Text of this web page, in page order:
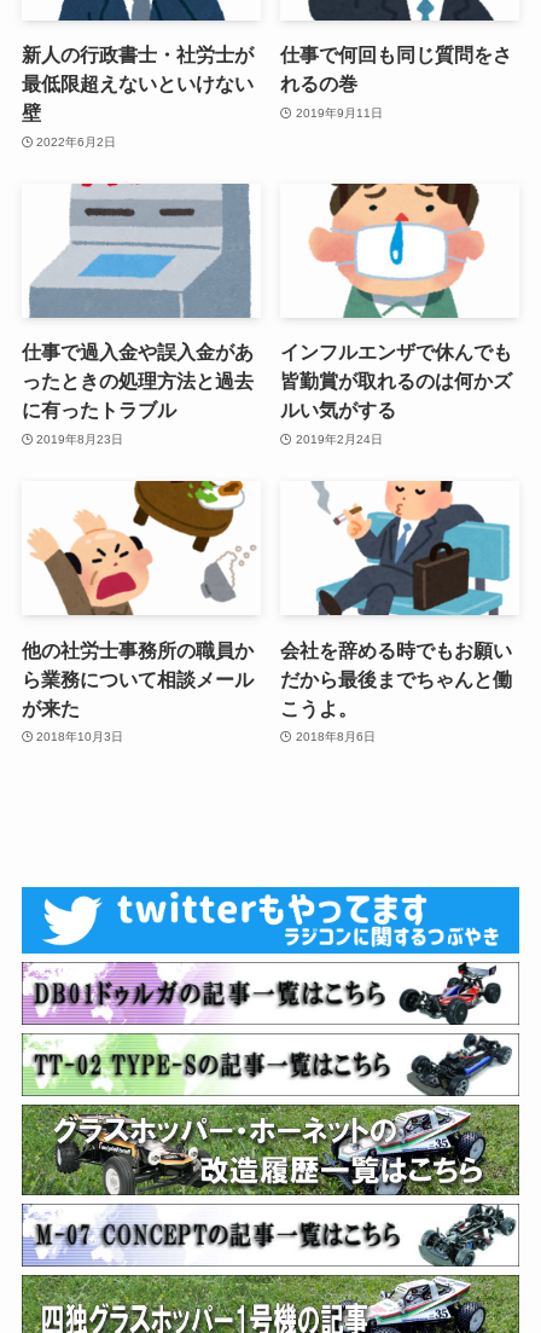
新人の行政書士・社労士が
最低限超えないといけない
壁
2022年6月2日
仕事で何回も同じ質問をさ
れるの巻
2019年9月11日
仕事で過入金や誤入金があ
ったときの処理方法と過去
に有ったトラブル
2019年8月23日
インフルエンザで休んでも
皆勤賞が取れるのは何かズ
ルい気がする
2019年2月24日
他の社労士事務所の職員か
ら業務について相談メール
が来た
2018年10月3日
会社を辞める時でもお願い
だから最後までちゃんと働
こうよ。
2018年8月6日